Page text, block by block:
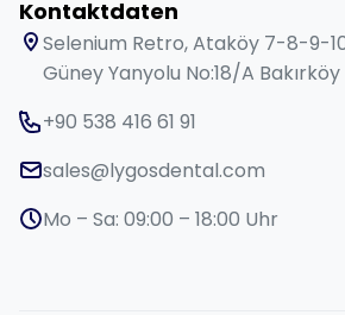
Kontaktdaten
Selenium Retro, Ataköy 7-8-9-10.
Güney Yanyolu No:18/A
+90 538 416 61 91
sales@lygosdental.com
Mo – Sa: 09:00 – 18:00 Uhr